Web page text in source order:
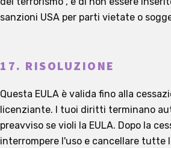
sanzioni USA per parti vietate o
17. RISOLUZIONE
Questa EULA è valida fino alla
licenziante. I tuoi diritti terminano
preavviso se violi la EULA. Dopo la
interrompere l'uso e cancellare tutte